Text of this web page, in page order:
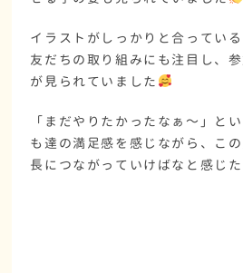
イラストがしっかりと合っている
友だちの取り組みにも注目し、
が見られていました
「まだやりたかったなぁ～」と
も達の満足感を感じながら、こ
長につながっていけばなと感じ